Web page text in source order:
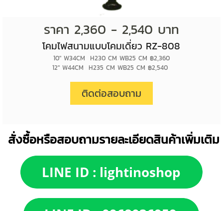
ราคา 2,360 - 2,540 บาท
โคมไฟสนามแบบโคมเดี่ยว RZ-808
10" W34CM H230 CM WB25 CM ฿2,360
12" W44CM H235 CM WB25 CM ฿2,540
ติดต่อสอบถาม
สั่งซื้อหรือสอบถามรายละเอียดสินค้าเพิ่มเติม